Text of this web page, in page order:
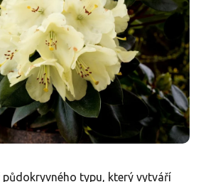
půdokryvného typu, který vytváří